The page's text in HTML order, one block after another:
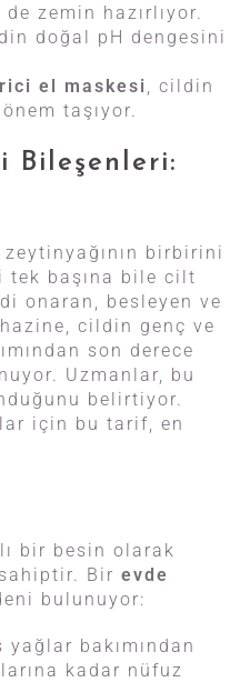
zemin hazırlıyor.
doğal pH dengesini
el maskesi
, cildin
taşıyor.
Bileşenleri:
birbirini
tek başına bile cilt
onaran, besleyen ve
cildin genç ve
son derece
Uzmanlar, bu
belirtiyor.
için bu tarif, en
bir besin olarak
Bir evde
bulunuyor:
bakımından
kadar nüfuz